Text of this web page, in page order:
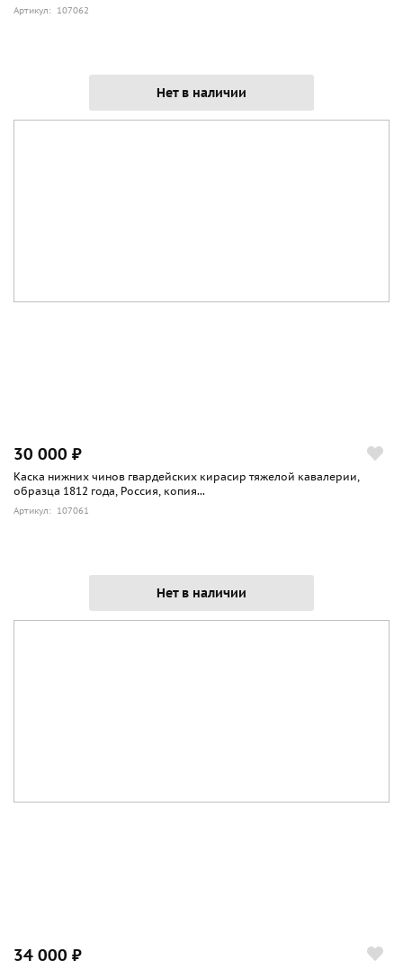
Артикул: 107062
Нет в наличии
30 000 ₽
Каска нижних чинов гвардейских кирасир тяжелой кавалерии,
образца 1812 года, Россия, копия...
Артикул: 107061
Нет в наличии
34 000 ₽